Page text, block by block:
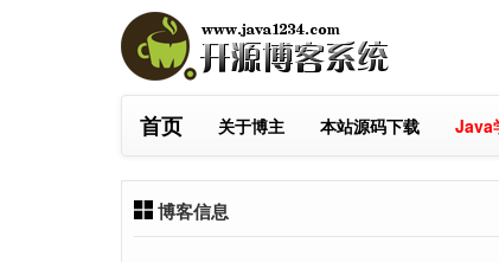
首页 关于博主 本站源码下载 Java
博客信息